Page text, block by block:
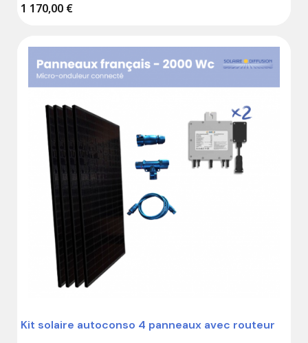
1 170,00 €
Kit solaire autoconso 4 panneaux avec routeur